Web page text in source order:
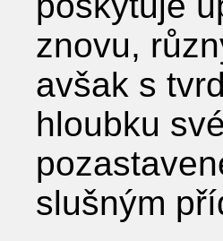
znovu,
avšak s
hloubku
slušným